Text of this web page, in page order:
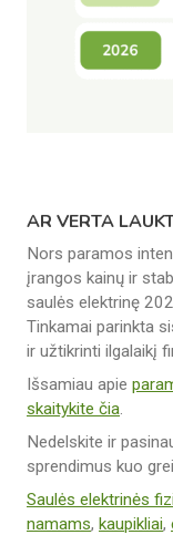
AR VERTA
Nors paramos
įrangos kainų ir
saulės elektrinę
Tinkamai parinkta
ir užtikrinti ilgalaikį
Išsamiau apie
skaitykite čia.
Nedelskite ir
sprendimus kuo
Saulės elektrinės
namams, kaupikliai,